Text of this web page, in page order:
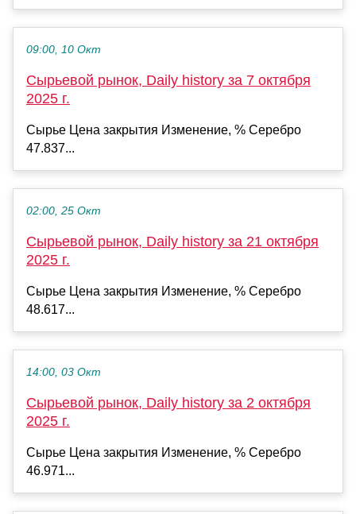
09:00, 10 Окт
Сырьевой рынок, Daily history за 7 октября
2025 г.
Сырье Цена закрытия Изменение, % Серебро
47.837...
02:00, 25 Окт
Сырьевой рынок, Daily history за 21 октября
2025 г.
Сырье Цена закрытия Изменение, % Серебро
48.617...
14:00, 03 Окт
Сырьевой рынок, Daily history за 2 октября
2025 г.
Сырье Цена закрытия Изменение, % Серебро
46.971...